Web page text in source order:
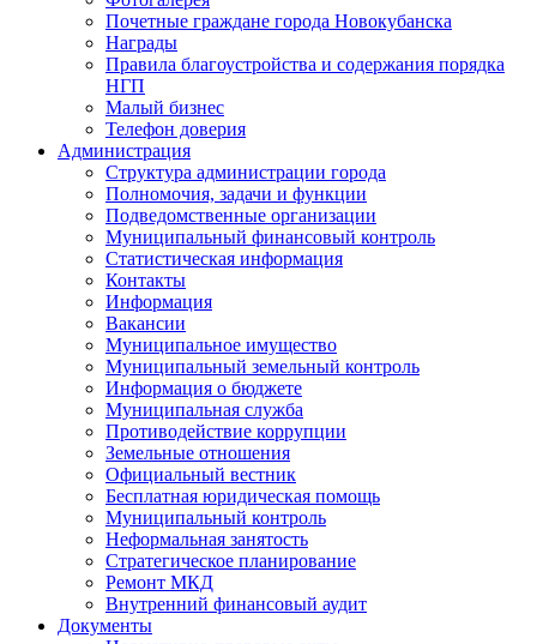
Почетные граждане города Новокубанска
Награды
Правила благоустройства и содержания порядка
НГП
Малый бизнес
Телефон доверия
Администрация
Структура администрации города
Полномочия, задачи и функции
Подведомственные организации
Муниципальный финансовый контроль
Статистическая информация
Контакты
Информация
Вакансии
Муниципальное имущество
Муниципальный земельный контроль
Информация о бюджете
Муниципальная служба
Противодействие коррупции
Земельные отношения
Официальный вестник
Бесплатная юридическая помощь
Муниципальный контроль
Неформальная занятость
Стратегическое планирование
Ремонт МКД
Внутренний финансовый аудит
Документы